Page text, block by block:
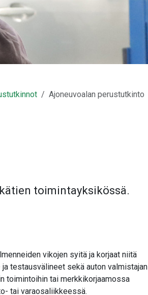
Ajoneuvoalan perustutkinto
toimintayksikössä.
vikojen syitä ja korjaat niitä
testausvälineet sekä auton valmistajan
toimintoihin tai merkkikorjaamossa
tai varaosaliikkeessä.